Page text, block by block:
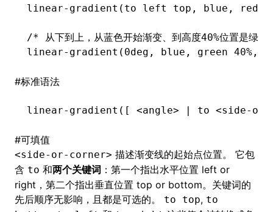
linear-gradient(to left top , blue , red);
/* 从下到上，从蓝色开始渐变、到高度40%位置是绿
linear-gradient(0deg , blue , green 40% ,
#标准语法
linear-gradient([ <angle> | to <side-
#可填值
<side-or-corner> 描述渐变线的起始点位置。 它包
含 to 和两个关键词 ：第一个指出水平位置 left or
right，第二个指出垂直位置 top or bottom。关键词的
先后顺序无影响，且都是可选的。 to top, to